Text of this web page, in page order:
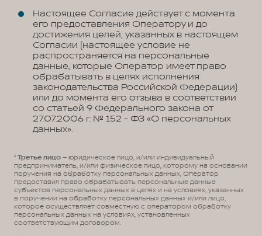
Настоящее Согласие действует с момента
его предоставления Оператору и до
достижения целей, указанных в настоящем
Согласии (настоящее условие не
распространяется на персональные
данные, которые Оператор имеет право
обрабатывать в целях исполнения
законодательства Российской Федерации)
или до момента его отзыва в соответствии
со статьей 9 Федерального закона от
27.07.2006 г. № 152 - ФЗ «О персональных
данных».
¹ Третье лицо – юридическое лицо, и/или индивидуальный
предприниматель, и/или физическое лицо, которому на основании
поручения на обработку персональных данных, Оператор
предоставил право обрабатывать персональные данные
субъектов персональных данных в целях и на условиях, указанных
в поручении на обработку персональных данных и/или лицо,
которое осуществляет совместную с оператором обработку
персональных данных на условиях, установленных
соответствующим договором.